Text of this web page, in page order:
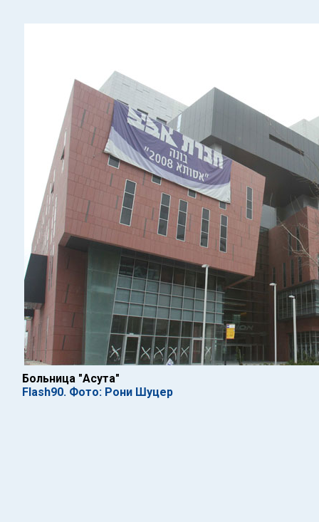
Больница "Асута"
Flash90. Фото: Рони Шуцер